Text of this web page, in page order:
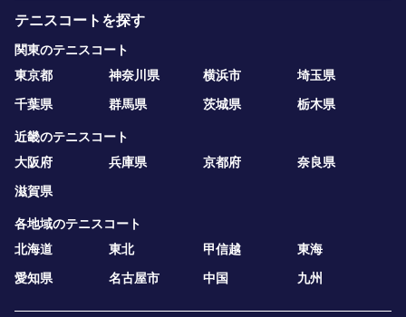
テニスコートを探す
関東のテニスコート
東京都
神奈川県 横浜市
埼玉県
千葉県
群馬県 茨城県 栃木県
近畿のテニスコート
大阪府
兵庫県 京都府
奈良県
滋賀県
各地域のテニスコート
北海道
東北 甲信越
東海
愛知県
名古屋市 中国 九州